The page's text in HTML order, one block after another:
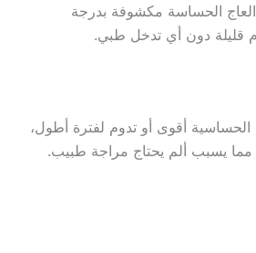
الحساسة مكشوفة بدرجة
قليلة دون أي تدخل طبي.
الحساسية أقوى أو تدوم لفترة أطول،
يسبب ألم يحتاج مراجة طبيب.